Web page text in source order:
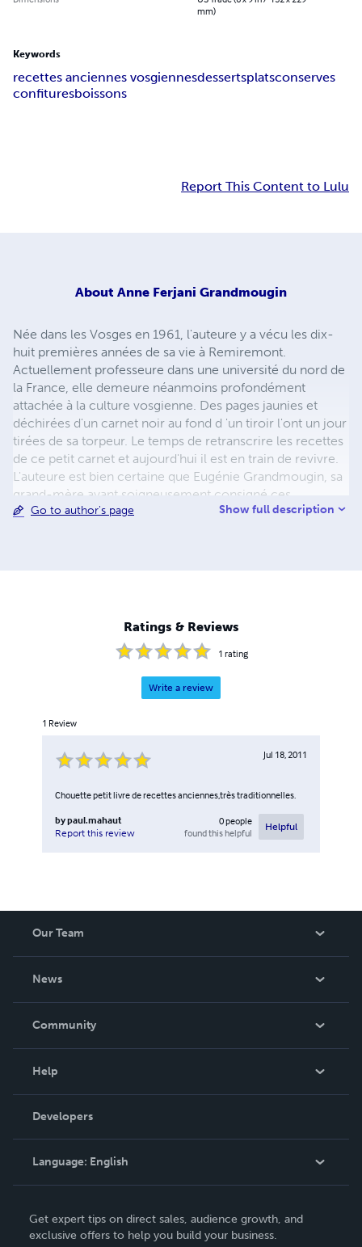
mm)
Keywords
recettes anciennes vosgiennesdessertsplatsconserves
confituresboissons
Report This Content to Lulu
About Anne Ferjani Grandmougin
Née dans les Vosges en 1961, l'auteure y a vécu les dix-
huit premières années de sa vie à Remiremont.
Actuellement professeure dans une université du nord de
la France, elle demeure néanmoins profondément
attachée à la culture vosgienne. Des pages jaunies et
déchirées d'un carnet noir au fond d 'un tiroir l'ont un jour
tirées de sa torpeur. Le temps de retranscrire les recettes
de ce petit carnet et aujourd'hui il est en train de revivre.
L'auteure est bien certaine que Eugénie Grandmougin, sa
grand-mère ayant soigneusement consigné ces
recettes,en serait la première étonnée. Sachez que tous
Go to author's page Show full description
Ratings & Reviews
1 rating
Write a review
1 Review
Jul 18, 2011
Chouette petit livre de recettes anciennes,très traditionnelles.
bypaul.mahaut
Report this review
0people
found this helpful
Helpful
Our Team
News
In The News
Community
Podcast
Help
Order Lookup
Knowledge Base
Contact Support
Developers
Language: English
Deutsch
Get expert tips on direct sales, audience growth, and
exclusive offers to help you build your business.